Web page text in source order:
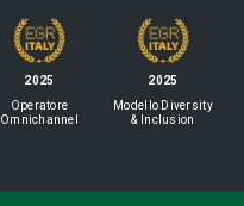
2025
Operatore
Omnichannel
2025
Modello Diversity
& Inclusion